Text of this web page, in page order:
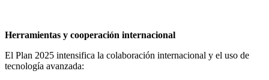
Herramientas y cooperación internacional
El Plan 2025 intensifica la colaboración internacional y el uso de
tecnología avanzada: